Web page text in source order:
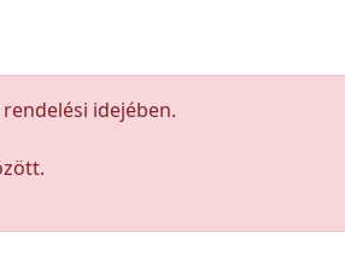
rendelési idejében.